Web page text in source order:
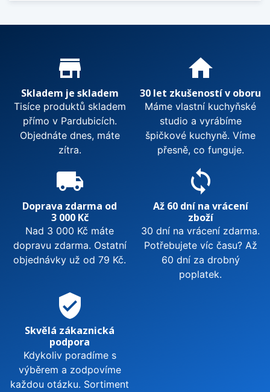
Proč nakupovat u nás?
store_mall_directory
Skladem je skladem
Tisíce produktů skladem
přímo v Pardubicích.
Objednáte dnes, máte
zítra.
home
30 let zkušeností v oboru
Máme vlastní kuchyňské
studio a vyrábíme
špičkové kuchyně. Víme
přesně, co funguje.
local_shipping
Doprava zdarma od
3 000 Kč
Nad 3 000 Kč máte
dopravu zdarma. Ostatní
objednávky už od 79 Kč.
sync
Až 60 dní na vrácení
zboží
30 dní na vrácení zdarma.
Potřebujete víc času? Až
60 dní za drobný
poplatek.
verified_user
Skvělá zákaznická
podpora
Kdykoliv poradíme s
výběrem a zodpovíme
každou otázku. Sortiment